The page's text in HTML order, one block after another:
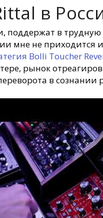
в
поддержат в трудную
не приходится
Bolli Toucher
рынок
в